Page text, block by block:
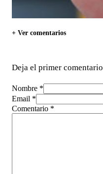
+ Ver comentarios
Deja el primer comentario
Nombre *
Email *
Comentario *